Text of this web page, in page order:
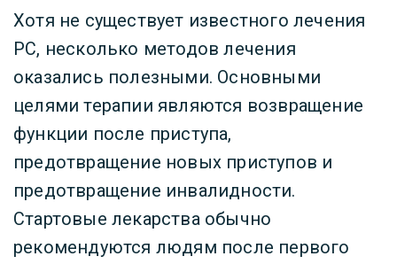
Хотя не существует известного лечения
РС, несколько методов лечения
оказались полезными. Основными
целями терапии являются возвращение
функции после приступа,
предотвращение новых приступов и
предотвращение инвалидности.
Стартовые лекарства обычно
рекомендуются людям после первого